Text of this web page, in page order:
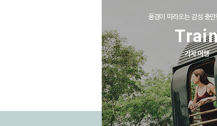
풍경이 따라오는 감성 충
기차 여행